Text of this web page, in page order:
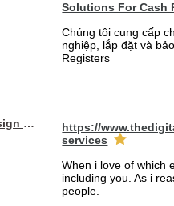
Solutions For Cash
Chúng tôi cung cấp
nghiệp, lắp đặt và
Registers
Website Design Services berin
https://
services
When i love of which
including you. As i
people.